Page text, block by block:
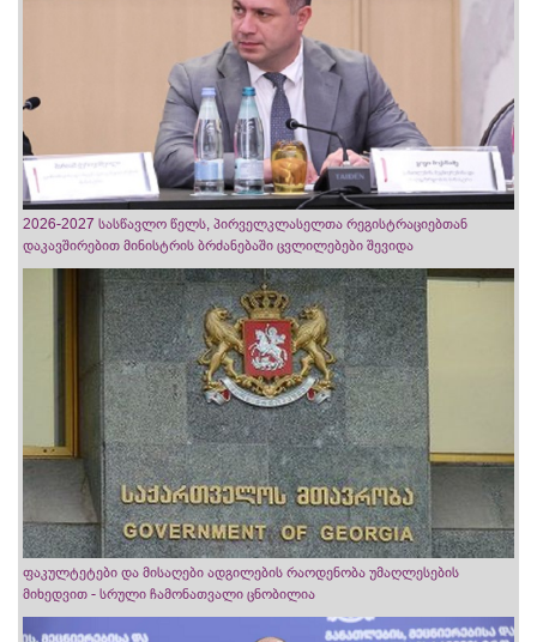
2026-2027 სასწავლო წელს, პირველკლასელთა რეგისტრაციებთან
დაკავშირებით მინისტრის ბრძანებაში ცვლილებები შევიდა
ფაკულტეტები და მისაღები ადგილების რაოდენობა უმაღლესების
მიხედვით - სრული ჩამონათვალი ცნობილია